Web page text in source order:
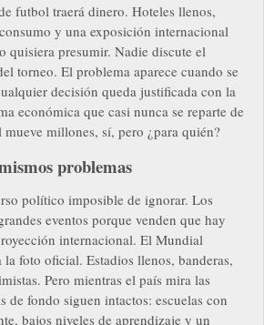
futbol traerá dinero. Hoteles llenos,
y una exposición internacional
quisiera presumir. Nadie discute el
torneo. El problema aparece cuando se
decisión queda justificada con la
económica que casi nunca se reparte de
millones, sí, pero ¿para quién?
problemas
político imposible de ignorar. Los
eventos porque venden que hay
internacional. El Mundial
foto oficial. Estadios llenos, banderas,
Pero mientras el país mira las
de fondo siguen intactos: escuelas con
bajos niveles de aprendizaje y un